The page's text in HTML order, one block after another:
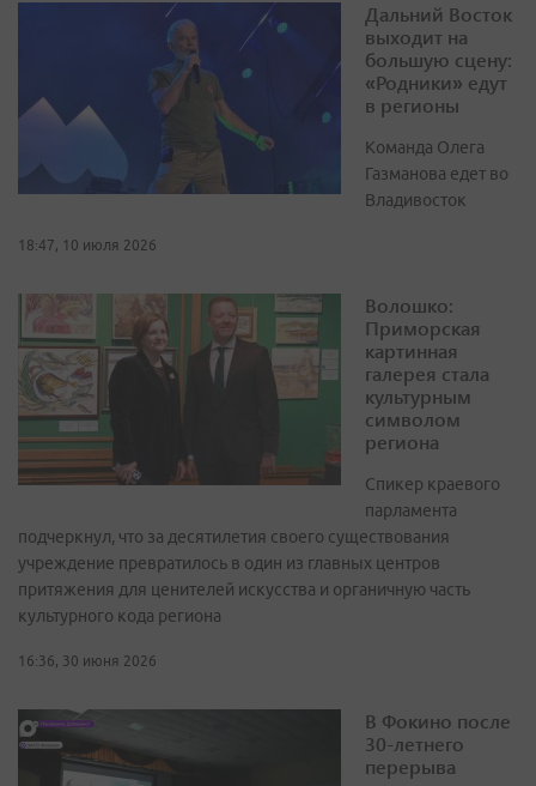
Дальний Восток
выходит на
большую сцену:
«Родники» едут
в регионы
Команда Олега
Газманова едет во
Владивосток
18:47, 10 июля 2026
Волошко:
Приморская
картинная
галерея стала
культурным
символом
региона
Спикер краевого
парламента
подчеркнул, что за десятилетия своего существования
учреждение превратилось в один из главных центров
притяжения для ценителей искусства и органичную часть
культурного кода региона
16:36, 30 июня 2026
В Фокино после
30-летнего
перерыва